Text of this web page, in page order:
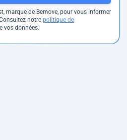
marque de Bemove, pour vous informer
notre politique de
vos données.